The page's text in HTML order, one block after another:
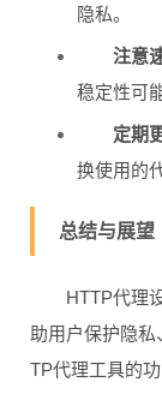
隐私。
注意
稳定性可
定期
换使用的
总结与展望
HTTP代理
助用户保护隐
TP代理工具的